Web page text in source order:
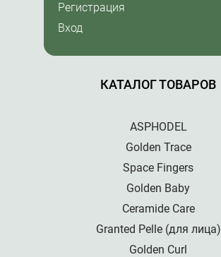
КАТАЛОГ ТОВАРОВ
ASPHODEL
Golden Trace
Space Fingers
Golden Baby
Ceramide Care
Granted Pelle (для лица)
Golden Curl
Регистрация
Вход